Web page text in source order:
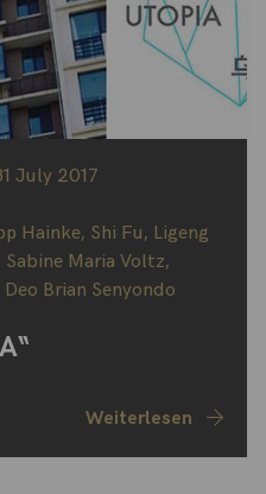
July 2017
Hainke, Shi Fu, Ligeng
Sabine Maria Voltz,
Deo Brian Senyondo
Weiterlesen